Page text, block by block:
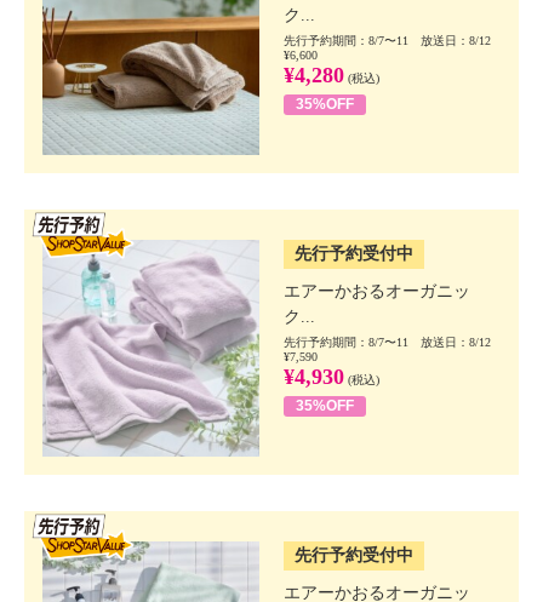
ク...
先行予約期間：8/7〜11 放送日：8/12
¥6,600
¥4,280 (税込)
35%OFF
先行予約受付中
エアーかおるオーガニッ
ク...
先行予約期間：8/7〜11 放送日：8/12
¥7,590
¥4,930 (税込)
35%OFF
先行予約受付中
エアーかおるオーガニッ